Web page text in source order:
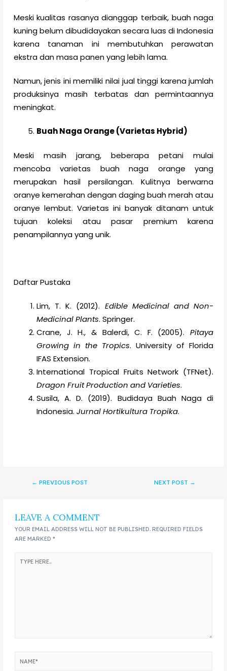
Meski kualitas rasanya dianggap terbaik, buah naga
kuning belum dibudidayakan secara luas di Indonesia
karena tanaman ini membutuhkan perawatan
ekstra dan masa panen yang lebih lama.
Namun, jenis ini memiliki nilai jual tinggi karena jumlah
produksinya masih terbatas dan permintaannya
meningkat.
Buah Naga Orange (Varietas Hybrid)
Meski masih jarang, beberapa petani mulai
mencoba varietas buah naga orange yang
merupakan hasil persilangan. Kulitnya berwarna
oranye kemerahan dengan daging buah merah atau
oranye lembut. Varietas ini banyak ditanam untuk
tujuan koleksi atau pasar premium karena
penampilannya yang unik.
Daftar Pustaka
Lim, T. K. (2012). Edible Medicinal and Non-
Medicinal Plants. Springer.
Crane, J. H., & Balerdi, C. F. (2005).Pitaya
Growing in the Tropics. University of Florida
IFAS Extension.
International Tropical Fruits Network (TFNet).
Dragon Fruit Production and Varieties.
Susila, A. D. (2019). Budidaya Buah Naga di
Indonesia. Jurnal Hortikultura Tropika.
← PREVIOUS POST NEXT POST →
LEAVE A COMMENT
YOUR EMAIL ADDRESS WILL NOT BE PUBLISHED. REQUIRED FIELDS
ARE MARKED*